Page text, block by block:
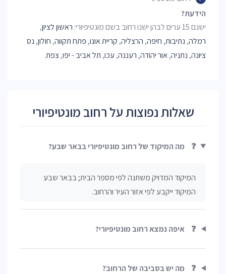
הידעת?
ישנם 15 ערים לבהן ישנו רחוב בשם מונטיפיורי:
ראשון לציון,
רמלה, נתיבות, חיפה, הרצליה, קריית אונו, פתח תקווה, חולון, נס
ציונה, נתניה,אור יהודה, רעננה, עכו, תל אביב - יפו,צפת.
שאלות נפוצות על רחוב מונטיפיורי
❓ מה המיקוד של רחוב מונטיפיורי בבאר שבע?
המיקוד המדויק משתנה לפי מספר הבית; בבאר שבע
המיקוד ייקבע לפי אזור העיר והרחוב.
❓ איפה נמצא רחוב מונטיפיורי?
❓ מה יש בסביבה של הרחוב?